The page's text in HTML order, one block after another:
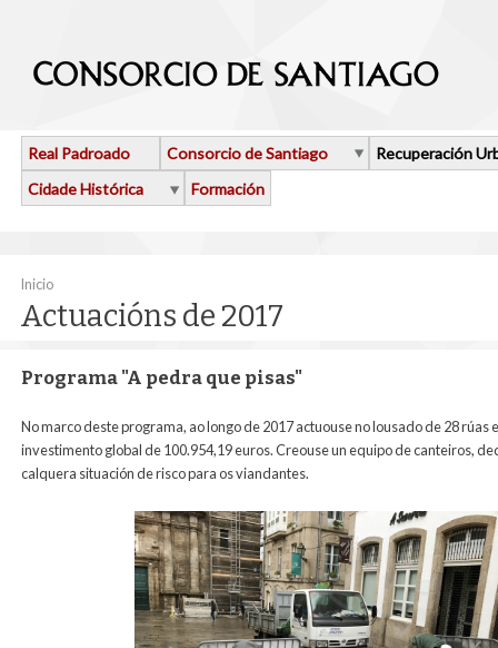
Real Padroado Consorcio de Santiago
Recuperación
Cidade Histórica
Formación
Vostede está aquí
Inicio
Actuacións de 2017
Programa "A pedra que pisas"
No marco deste programa, ao longo de 2017 actuouse no lousado de 28
investimento global de 100.954,19 euros. Creouse un equipo de canteiros,
calquera situación de risco para os viandantes.